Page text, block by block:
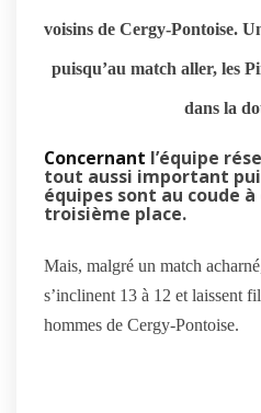
voisins de Cergy-Pontoise.
puisqu’au match aller, les
dans la
Concernant l’équipe
tout aussi important
équipes sont au coude
troisième place.
Mais, malgré un match
s’inclinent 13 à 12 et laissent
hommes de Cergy-Pontoise.